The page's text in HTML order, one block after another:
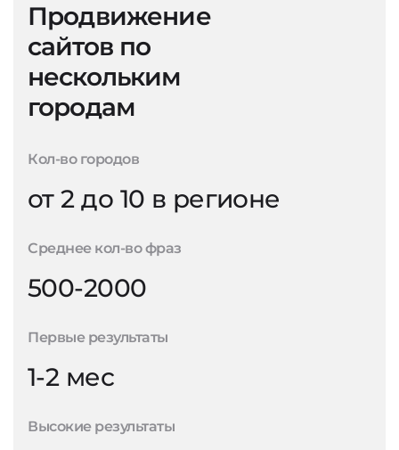
Продвижение
сайтов по
нескольким
городам
Кол-во городов
от 2 до 10 в регионе
Среднее кол-во фраз
500-2000
Первые результаты
1-2 мес
Высокие результаты